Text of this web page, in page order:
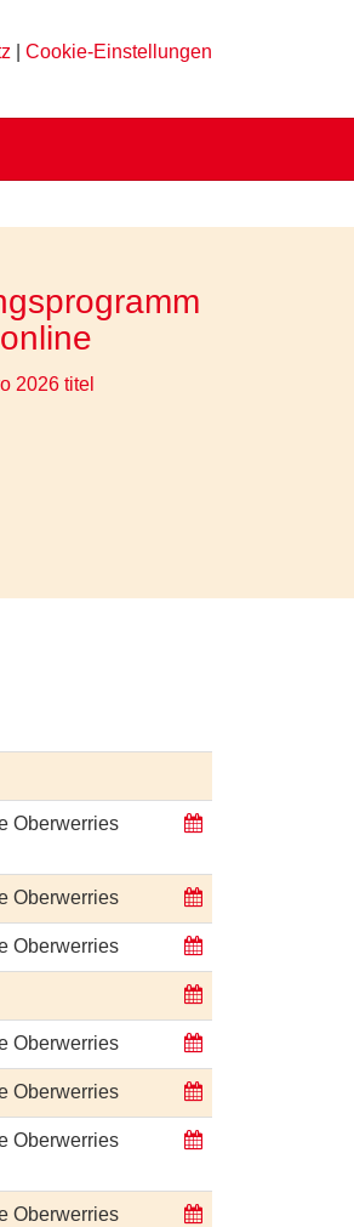
Cookie-Einstellungen
Oberwerries
Oberwerries
Oberwerries
Oberwerries
Oberwerries
Oberwerries
Oberwerries